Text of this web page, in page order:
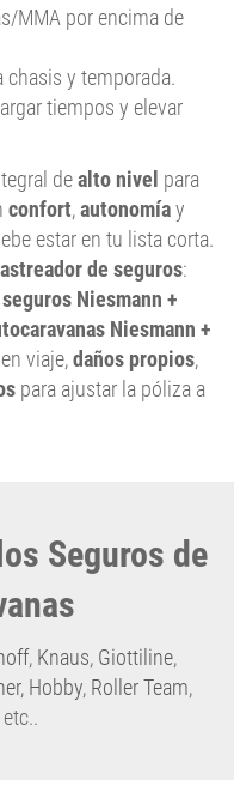
MMA por encima de
y temporada.
tiempos y elevar
dealto nivel para
confort,autonomíay
estar en tu lista corta.
de seguros:
Niesmann +
Niesmann +
en viaje,daños propios,
para ajustar la póliza a
Seguros de
, Knaus, Giottiline,
, Hobby, Roller Team,
etc..